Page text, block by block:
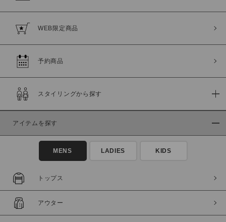
WEB限定商品
予約商品
スタイリングから探す
アイテムを探す
MENS LADIES KIDS
トップス
アウター